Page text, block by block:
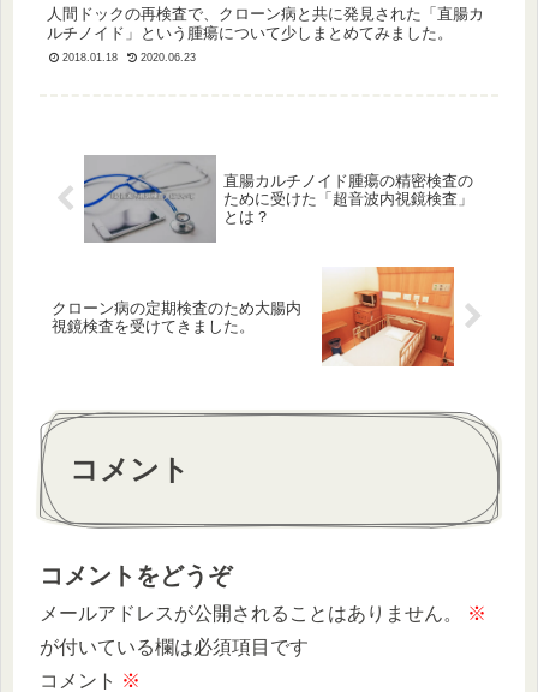
人間ドックの再検査で、クローン病と共に発見された「直腸カ
ルチノイド」という腫瘍について少しまとめてみました。
2018.01.18 2020.06.23
直腸カルチノイド腫瘍の精密検査の
ために受けた「超音波内視鏡検査」
とは？
クローン病の定期検査のため大腸内
視鏡検査を受けてきました。
コメント
コメントをどうぞ
メールアドレスが公開されることはありません。
※
が付いている欄は必須項目です
コメント ※